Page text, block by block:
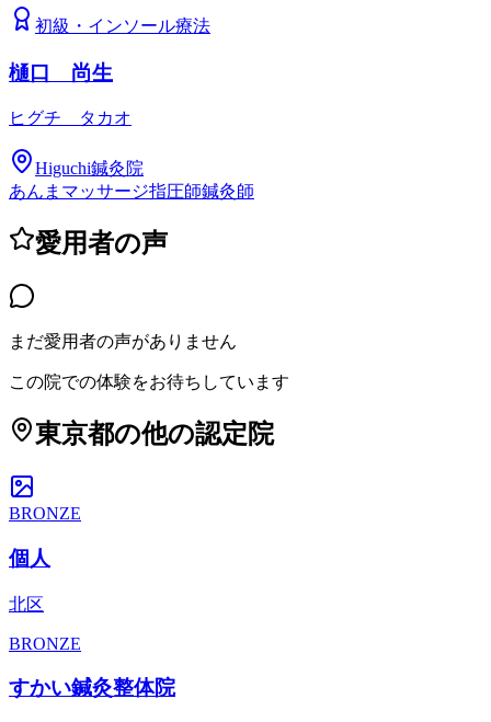
初級 ・ インソール療法
樋口 尚生
ヒグチ タカオ
Higuchi鍼灸院
あんまマッサージ指圧師鍼灸師
愛用者の声
まだ愛用者の声がありません
この院での体験をお待ちしています
東京都の他の認定院
BRONZE
個人
北区
BRONZE
すかい鍼灸整体院